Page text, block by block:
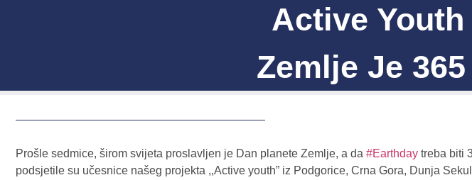
Active
Zemlje Je
Prošle sedmice, širom svijeta proslavljen je Dan planete Zemlje, a da #Earthday treba biti
podsjetile su učesnice našeg projekta ,,Active youth” iz Podgorice, Crna Gora, Dunja